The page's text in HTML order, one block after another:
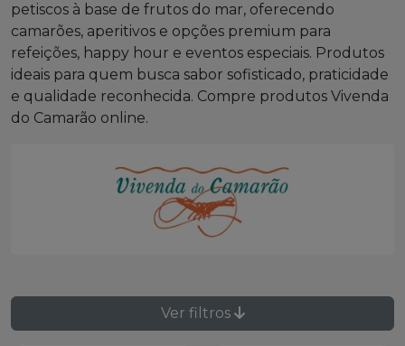
petiscos à base de frutos do mar, oferecendo
camarões, aperitivos e opções premium para
refeições, happy hour e eventos especiais. Produtos
ideais para quem busca sabor sofisticado, praticidade
e qualidade reconhecida. Compre produtos Vivenda
do Camarão online.
Ver filtros